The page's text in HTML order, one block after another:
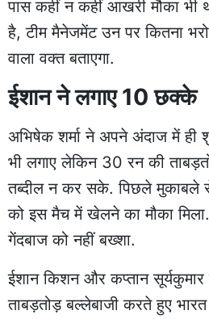
पास कहीं न कहीं आखरी मौका भी
है, टीम मैनेजमेंट उन पर कितना
वाला वक्त बताएगा.
ईशान ने लगाए 10 छक्के
अभिषेक शर्मा ने अपने अंदाज में
भी लगाए लेकिन 30 रन की
तब्दील न कर सके. पिछले मुकाबले
को इस मैच में खेलने का मौका
गेंदबाज को नहीं बख्शा.
ईशान किशन और कप्तान सूर्यकुमार
ताबड़तोड़ बल्लेबाजी करते हुए